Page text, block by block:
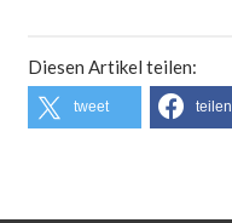
Diesen Artikel teilen:
tweet teilen